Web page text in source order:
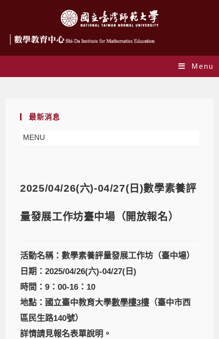
Menu
最新消息
MENU
2025/04/26(六)-04/27(日)數學素養評
量發展工作坊臺中場（開放報名）
活動名稱：數學素養評量發展工作坊（臺中場）
日期：2025/04/26(六)-04/27(日)
時間：9：00-16：10
地點：國立臺中教育大學數學樓3樓 （臺中市西
區民生路140號）
詳情請見報名表單說明。